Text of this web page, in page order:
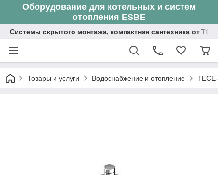
Оборудование для котельных и систем
отопления ESBE
Системы скрытого монтажа, компактная сантехника от
Товары и услуги Водоснабжение и отопление